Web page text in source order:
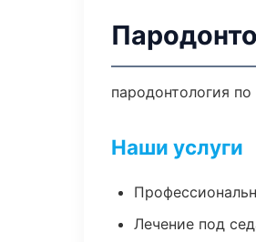
пародонтология
Наши услуги
Лечение под